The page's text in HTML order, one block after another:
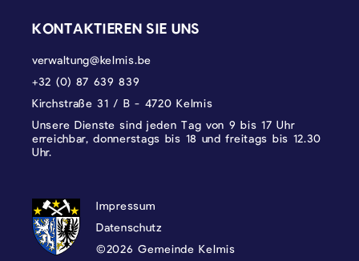
KONTAKTIEREN SIE UNS
verwaltung@kelmis.be
+32 (0) 87 639 839
Kirchstraße 31 / B - 4720 Kelmis
Unsere Dienste sind jeden Tag von 9 bis 17 Uhr
erreichbar, donnerstags bis 18 und freitags bis 12.30
Uhr.
DATENSCHUTZ, IMPRESSUM UND
Impressum
Datenschutz
©2026 Gemeinde Kelmis